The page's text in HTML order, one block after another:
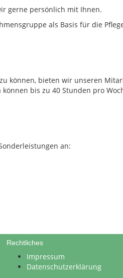
gerne persönlich mit Ihnen.
als Basis für die
können, bieten wir unseren
bis zu 40 Stunden pro
an:
Rechtliches
Impressum
Datenschutzerklärung